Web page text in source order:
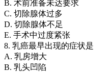
B. 术前准备未达要求
C. 切除腺体过多
D. 切除腺体不足
E. 手术中过度紧张
8. 乳癌最早出现的症状是
A. 乳房增大
B. 乳头凹陷